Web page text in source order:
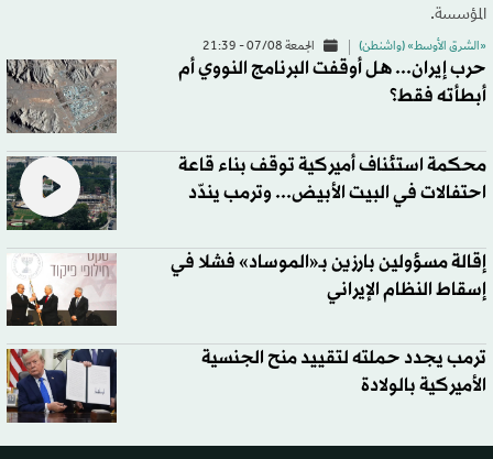
المؤسسة.
«الشرق الأوسط» (واشنطن) الجمعة 07/08 - 21:39
حرب إيران... هل أوقفت البرنامج النووي أم
أبطأته فقط؟
محكمة استئناف أميركية توقف بناء قاعة
احتفالات في البيت الأبيض... وترمب يندّد
إقالة مسؤولين بارزين بـ«الموساد» فشلا في
إسقاط النظام الإيراني
ترمب يجدد حملته لتقييد منح الجنسية
الأميركية بالولادة